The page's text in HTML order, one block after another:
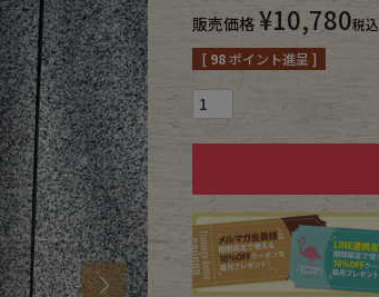
Next
販売価格 ¥10,780税込
[ 98ポイント進呈 ]